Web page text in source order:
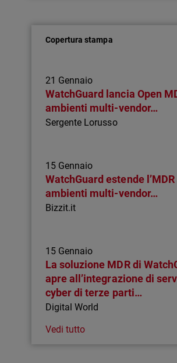
Copertura stampa
21 Gennaio
WatchGuard lancia Open
ambienti multi-vendor…
Sergente Lorusso
15 Gennaio
WatchGuard estende
ambienti multi-vendor…
Bizzit.it
15 Gennaio
La soluzione MDR di
apre all’integrazione di
cyber di terze parti…
Digital World
Vedi tutto